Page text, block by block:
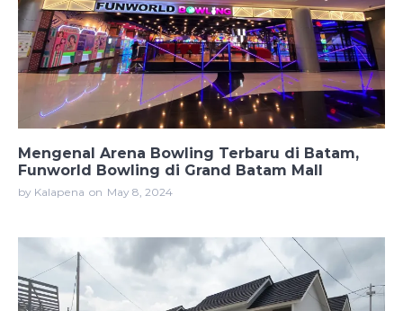
Mengenal Arena Bowling Terbaru di Batam,
Funworld Bowling di Grand Batam Mall
by Kalapena on May 8, 2024